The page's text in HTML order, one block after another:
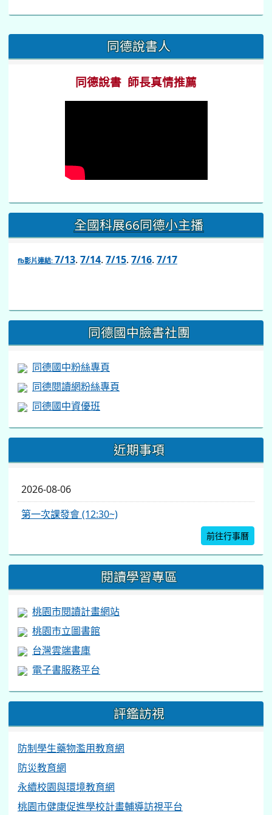
::: 同德說書人
同德說書 師長真情推薦
全國科展66同德小主播
fb影片連結: 7/13. 7/14. 7/15. 7/16. 7/17
https://www.facebook.com/share/v/1BsLSkstia/
同德國中臉書社團
同德國中粉絲專頁
同德閱讀網粉絲專頁
同德國中資優班
近期事項
2026-08-06
第一次課發會 (12:30~)
前往行事曆
閱讀學習專區
桃園市閱讀計畫網站
桃園市立圖書館
台灣雲端書庫
電子書服務平台
評鑑訪視
防制學生藥物濫用教育網
防災教育網
永續校園與環境教育網
桃園市健康促進學校計畫輔導訪視平台